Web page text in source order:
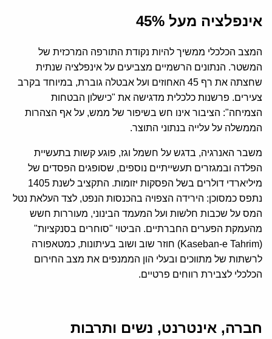
אינפלציה מעל 45%
המצב הכלכלי ממשיך להיות נקודת התורפה המרכזית של
המשטר. הנתונים הרשמיים מצביעים על אינפלציה שנתית
שחצתה את רף 45 האחוזים ועל אבטלה גוברת, במיוחד בקרב
צעירים. פרשנות כלכלית מדגישה את "כישלון הבטחות
הצמיחה": הציבור אינו חש בשיפור של ממש, על אף הצהרות
הממשלה על עלייה בנתוני התוצר.
משבר האנרגיה, בדגש על חשמל וגז, פוגע קשות בתעשיית
הפלדה ובמגזרים תעשייתיים נוספים, שסופגים הפסדים של
מיליארדי דולרים בשל הפסקות יזומות. התקציב לשנת 1405
נתפס כמסוכן: הירידה הצפויה בהכנסות הנפט, לצד העלאת נטל
המס על שכבות חלשות ועל המעמד הבינוני, מעוררות חשש
מהעמקת הפערים החברתיים. הביטוי "סוחרים בסנקציות"
(Kaseban-e Tahrim) חוזר שוב ושוב בעיתונות, כמטאפורה
לרשתות של מתווכים ובעלי הון הממנפים את מצב החירום
הכלכלי לצבירת רווחים פרטיים.
חברה, אינטרנט, נשים ותרבות